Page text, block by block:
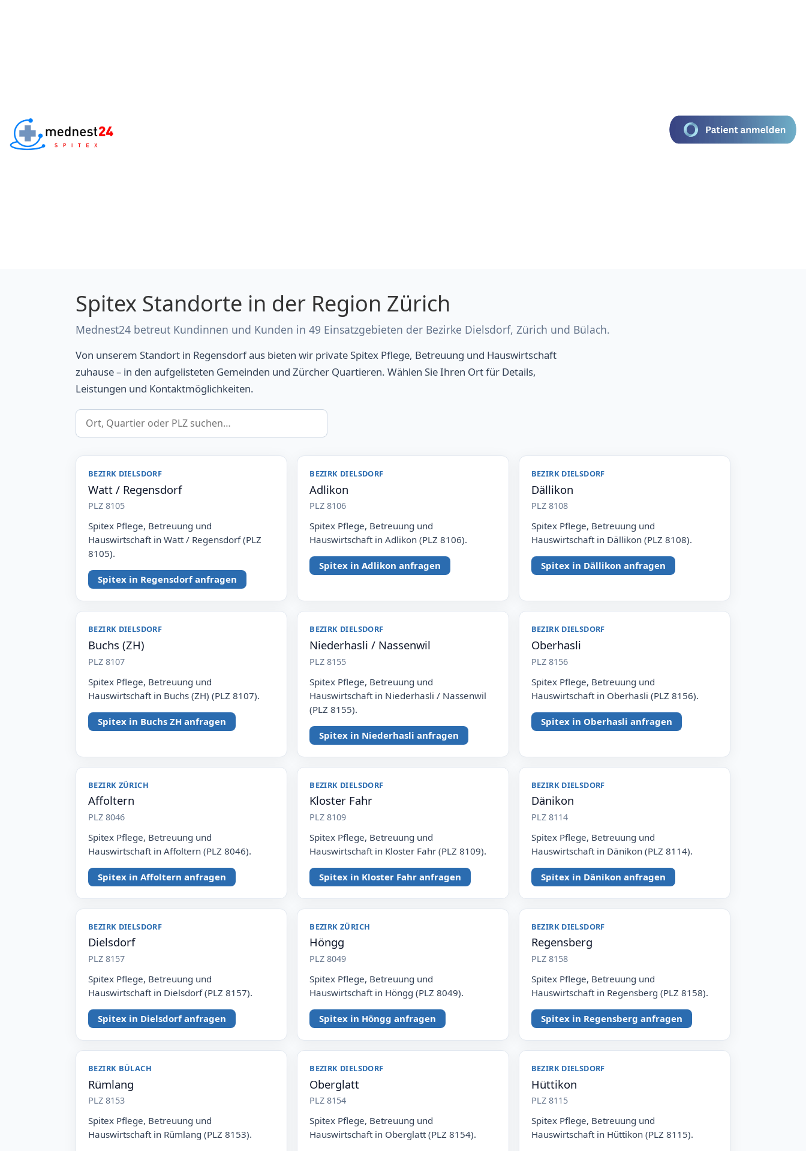
Spitex Standorte in der Region Zürich
Mednest24 betreut Kundinnen und Kunden in 49 Einsatzgebieten der Bezirke Dielsdorf, Zürich und Bülach.
Von unserem Standort in Regensdorf aus bieten wir private Spitex Pflege, Betreuung und Hauswirtschaft
zuhause – in den aufgelisteten Gemeinden und Zürcher Quartieren. Wählen Sie Ihren Ort für Details,
Leistungen und Kontaktmöglichkeiten.
BEZIRK DIELSDORF
Watt / Regensdorf
PLZ 8105
Spitex Pflege, Betreuung und
Hauswirtschaft in Watt / Regensdorf (PLZ
8105).
Spitex in Regensdorf anfragen
BEZIRK DIELSDORF
Adlikon
PLZ 8106
Spitex Pflege, Betreuung und
Hauswirtschaft in Adlikon (PLZ 8106).
Spitex in Adlikon anfragen
BEZIRK DIELSDORF
Dällikon
PLZ 8108
Spitex Pflege, Betreuung und
Hauswirtschaft in Dällikon (PLZ 8108).
Spitex in Dällikon anfragen
BEZIRK DIELSDORF
Buchs (ZH)
PLZ 8107
Spitex Pflege, Betreuung und
Hauswirtschaft in Buchs (ZH) (PLZ 8107).
Spitex in Buchs ZH anfragen
BEZIRK DIELSDORF
Niederhasli / Nassenwil
PLZ 8155
Spitex Pflege, Betreuung und
Hauswirtschaft in Niederhasli / Nassenwil
(PLZ 8155).
Spitex in Niederhasli anfragen
BEZIRK DIELSDORF
Oberhasli
PLZ 8156
Spitex Pflege, Betreuung und
Hauswirtschaft in Oberhasli (PLZ 8156).
Spitex in Oberhasli anfragen
BEZIRK ZÜRICH
Affoltern
PLZ 8046
Spitex Pflege, Betreuung und
Hauswirtschaft in Affoltern (PLZ 8046).
Spitex in Affoltern anfragen
BEZIRK DIELSDORF
Kloster Fahr
PLZ 8109
Spitex Pflege, Betreuung und
Hauswirtschaft in Kloster Fahr (PLZ 8109).
Spitex in Kloster Fahr anfragen
BEZIRK DIELSDORF
Dänikon
PLZ 8114
Spitex Pflege, Betreuung und
Hauswirtschaft in Dänikon (PLZ 8114).
Spitex in Dänikon anfragen
BEZIRK DIELSDORF
Dielsdorf
PLZ 8157
Spitex Pflege, Betreuung und
Hauswirtschaft in Dielsdorf (PLZ 8157).
Spitex in Dielsdorf anfragen
BEZIRK ZÜRICH
Höngg
PLZ 8049
Spitex Pflege, Betreuung und
Hauswirtschaft in Höngg (PLZ 8049).
Spitex in Höngg anfragen
BEZIRK DIELSDORF
Regensberg
PLZ 8158
Spitex Pflege, Betreuung und
Hauswirtschaft in Regensberg (PLZ 8158).
Spitex in Regensberg anfragen
BEZIRK BÜLACH
Rümlang
PLZ 8153
Spitex Pflege, Betreuung und
Hauswirtschaft in Rümlang (PLZ 8153).
BEZIRK DIELSDORF
Oberglatt
PLZ 8154
Spitex Pflege, Betreuung und
Hauswirtschaft in Oberglatt (PLZ 8154).
BEZIRK DIELSDORF
Hüttikon
PLZ 8115
Spitex Pflege, Betreuung und
Hauswirtschaft in Hüttikon (PLZ 8115).